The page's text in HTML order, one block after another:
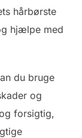
hårbørste
hjælpe med
du bruge
og
forsigtig,